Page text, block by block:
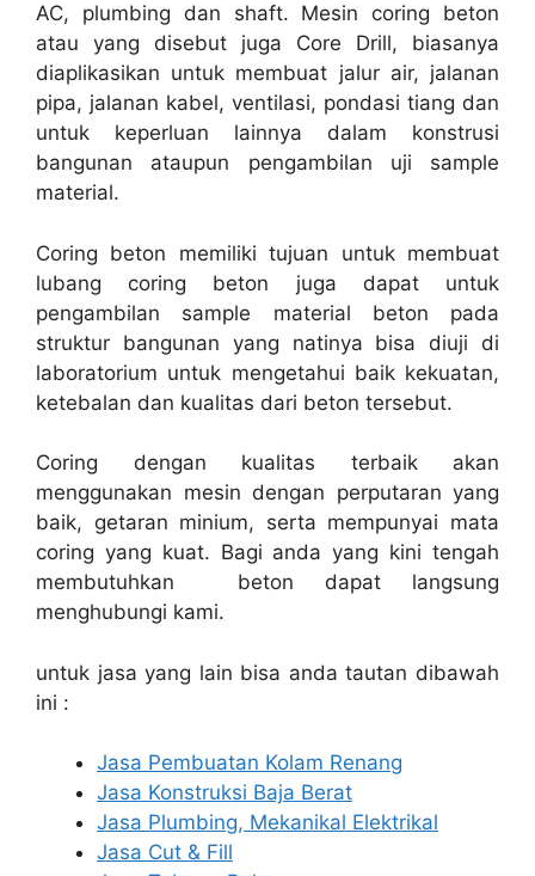
AC, plumbing dan shaft. Mesin coring beton
atau yang disebut juga Core Drill, biasanya
diaplikasikan untuk membuat jalur air, jalanan
pipa, jalanan kabel, ventilasi, pondasi tiang dan
untuk keperluan lainnya dalam konstrusi
bangunan ataupun pengambilan uji sample
material.
Coring beton memiliki tujuan untuk membuat
lubang coring beton juga dapat untuk
pengambilan sample material beton pada
struktur bangunan yang natinya bisa diuji di
laboratorium untuk mengetahui baik kekuatan,
ketebalan dan kualitas dari beton tersebut.
Coring dengan kualitas terbaik akan
menggunakan mesin dengan perputaran yang
baik, getaran minium, serta mempunyai mata
coring yang kuat. Bagi anda yang kini tengah
membutuhkan beton dapat langsung
menghubungi kami.
untuk jasa yang lain bisa anda tautan dibawah
ini :
Jasa Pembuatan Kolam Renang
Jasa Konstruksi Baja Berat
Jasa Plumbing, Mekanikal Elektrikal
Jasa Cut & Fill